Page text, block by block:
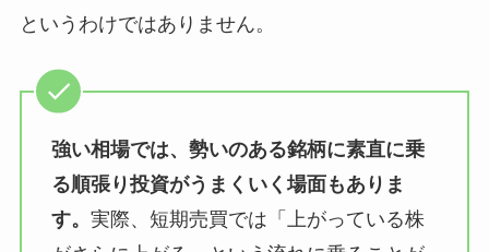
というわけではありません。
強い相場では、勢いのある銘柄に素直に乗
る順張り投資がうまくいく場面もありま
す。 実際、短期売買では「上がっている株